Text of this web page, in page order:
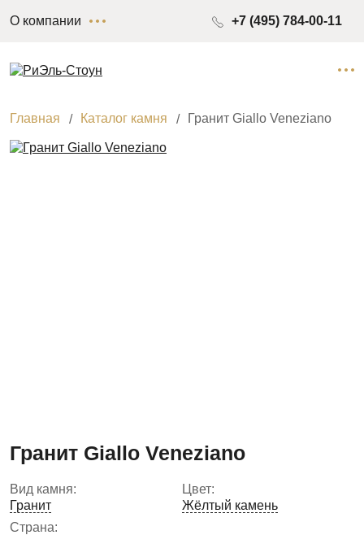
О компании +7 (495) 784-00-11
Главная Каталог камня Гранит Giallo Veneziano
Гранит Giallo Veneziano
Вид камня:
Гранит
Цвет:
Жёлтый камень
Страна: